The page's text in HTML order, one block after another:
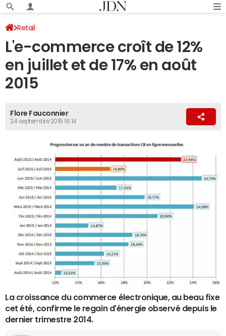
Retail
L'e-commerce croît de 12%
en juillet et de 17% en août
2015
Flore Fauconnier
24 septembre 2015 16:14
La croissance du commerce électronique, au beau fixe
cet été, confirme le regain d'énergie observé depuis le
dernier trimestre 2014.